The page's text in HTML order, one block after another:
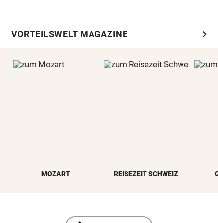
VORTEILSWELT MAGAZINE chevron_right
MOZART REISEZEIT SCHWEIZ